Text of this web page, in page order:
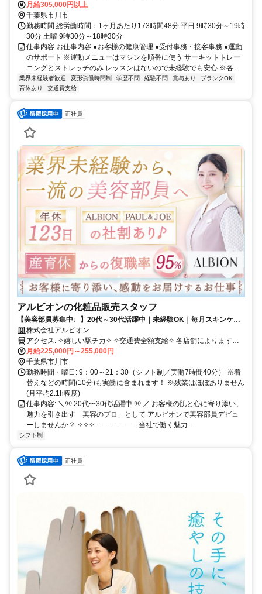
月給305,000円以上
千葉県市川市
勤務時間 総労働時間：1ヶ月あたり173時間48分 平日 9時30分～19時
30分 土曜 9時30分～18時30分
仕事内容 お仕事内容 ●お客様の健康管理 ●受付事務・接客事務 ●運動
のサポート ※運動メニューはマシンを順番に使う サーキットトレー
ニングとストレッチのみ レッスンはないので未経験でも安心 ※各...
業界未経験者歓迎 変形労働時間制 学歴不問 経験不問 賞与あり
ブランクOK
育休あり
交通費支給
正社員
アルビオンの化粧品販売スタッフ
【美容部員募集中♩】20代～30代活躍中｜未経験OK｜毎月スキンケア
用品支給✦｜月10日以上休み｜月平均残業2.1h
株式会社アルビオン
アクセス: ✧嬉しい駅チカ✧ ✧交通費全額支給✧ 各店舗によります
が、 多くが駅ビル内や駅チカとなります。
月給225,000円～255,000円
千葉県市川市
勤務時間・曜日: 9：00～21：30（シフト制／実働7時間40分） ※着
替えなどの時間(10分)も実働に含まれます！ ※残業はほぼありません
(月平均2.1h程度)
仕事内容: ＼୨୧ 20代〜30代活躍中 ୨୧ ／ お客様の肌と心に寄り添い、
魅力を引き出す「美容のプロ」として アルビオンで美容部員デビュ
ーしませんか？ ✧✧✧──────── 当社で働く魅力...
シフト制
正社員